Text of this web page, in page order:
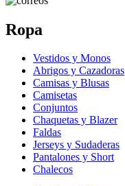
Ropa
Vestidos y Monos
Abrigos y Cazadoras
Camisas y Blusas
Camisetas
Conjuntos
Chaquetas y Blazer
Faldas
Jerseys y Sudaderas
Pantalones y Short
Chalecos